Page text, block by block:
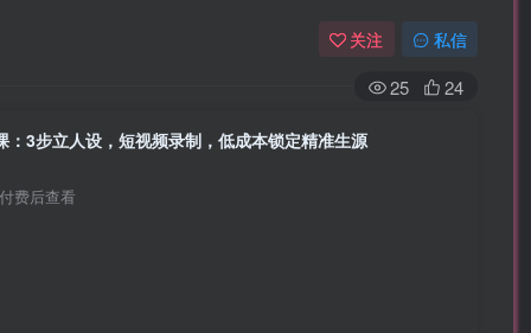
关注 私信
25 24
：3步立人设，短视频录制，低成本锁定精准生源
费后查看